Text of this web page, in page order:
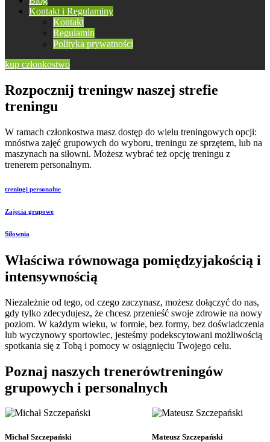
Kontakt i Regulaminy
Kontakt
Regulamin
Polityka prywatności
kup członkostwo
Rozpocznij treningw naszej strefie
treningu
W ramach członkostwa masz dostęp do wielu treningowych opcji:
mnóstwa zajęć grupowych do wyboru, treningu ze sprzętem, lub na
maszynach na siłowni. Możesz wybrać też opcję treningu z
trenerem personalnym.
treningi personalne
Zajęcia grupowe
Siłownia
Właściwa równowaga pomiędzyjakością i
intensywnością
Niezależnie od tego, od czego zaczynasz, możesz dołączyć do nas,
gdy tylko zdecydujesz, że chcesz przenieść swoje zdrowie na nowy
poziom. W każdym wieku, w formie, bez formy, bez doświadczenia
lub wyczynowy sportowiec, jesteśmy podekscytowani możliwością
spotkania się z Tobą i pomocy w osiągnięciu Twojego celu.
Poznaj naszych trenerówtreningów
grupowych i personalnych
Michał Szczepański Mateusz Szczepański